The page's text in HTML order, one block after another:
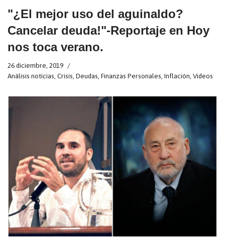
"¿El mejor uso del aguinaldo?
Cancelar deuda!"-Reportaje en Hoy
nos toca verano.
26 diciembre, 2019
Análisis noticias Crisis Deudas Finanzas Personales Inflación Videos